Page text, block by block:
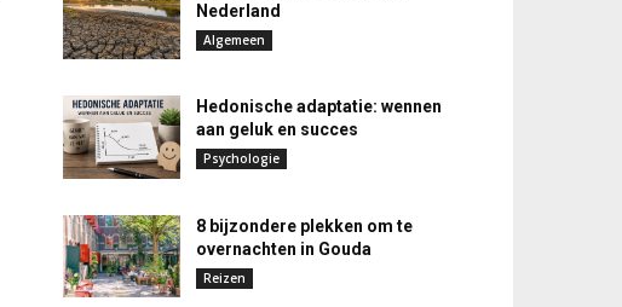
Nederland
Algemeen
Hedonische adaptatie: wennen
aan geluk en succes
Psychologie
8 bijzondere plekken om te
overnachten in Gouda
Reizen